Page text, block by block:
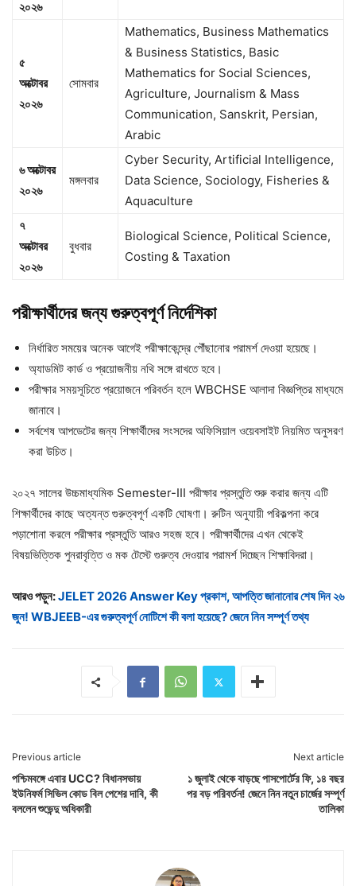
২০২৬
৫
অক্টোবর
২০২৬
সোমবার
Mathematics, Business Mathematics
& Business Statistics, Basic
Mathematics for Social Sciences,
Agriculture, Journalism & Mass
Communication, Sanskrit, Persian,
Arabic
৬অক্টোবর
২০২৬
মঙ্গলবার
Cyber Security, Artificial Intelligence,
Data Science, Sociology, Fisheries &
Aquaculture
৭
অক্টোবর
২০২৬
বুধবার
Biological Science, Political Science,
Costing & Taxation
পরীক্ষার্থীদেরজন্যগুরুত্বপূর্ণনির্দেশিকা
নির্ধারিত সময়ের অনেক আগেই পরীক্ষাকেন্দ্রে পৌঁছানোর পরামর্শ দেওয়া হয়েছে।
অ্যাডমিট কার্ড ও প্রয়োজনীয় নথি সঙ্গে রাখতে হবে।
পরীক্ষার সময়সূচিতে প্রয়োজনে পরিবর্তন হলে WBCHSE আলাদা বিজ্ঞপ্তির মাধ্যমে
জানাবে।
সর্বশেষ আপডেটের জন্য শিক্ষার্থীদের সংসদের অফিসিয়াল ওয়েবসাইট নিয়মিত অনুসরণ
করা উচিত।
২০২৭ সালের উচ্চমাধ্যমিক Semester-III পরীক্ষার প্রস্তুতি শুরু করার জন্য এটি
শিক্ষার্থীদের কাছে অত্যন্ত গুরুত্বপূর্ণ একটি ঘোষণা। রুটিন অনুযায়ী পরিকল্পনা করে
পড়াশোনা করলে পরীক্ষার প্রস্তুতি আরও সহজ হবে। পরীক্ষার্থীদের এখন থেকেই
বিষয়ভিত্তিক পুনরাবৃত্তি ও মক টেস্টে গুরুত্ব দেওয়ার পরামর্শ দিচ্ছেন শিক্ষাবিদরা।
আরও পড়ুন:JELET 2026 Answer Key প্রকাশ, আপত্তি জানানোর শেষ দিন ২৬
জুন! WBJEEB-এর গুরুত্বপূর্ণ নোটিশে কী বলা হয়েছে? জেনে নিন সম্পূর্ণ তথ্য
Previous article
পশ্চিমবঙ্গে এবার UCC? বিধানসভায়
ইউনিফর্ম সিভিল কোড বিল পেশের দাবি, কী
বললেন শুভেন্দু অধিকারী
Next article
১ জুলাই থেকে বাড়ছে পাসপোর্টের ফি, ১৪ বছর
পর বড় পরিবর্তন! জেনে নিন নতুন চার্জের সম্পূর্ণ
তালিকা